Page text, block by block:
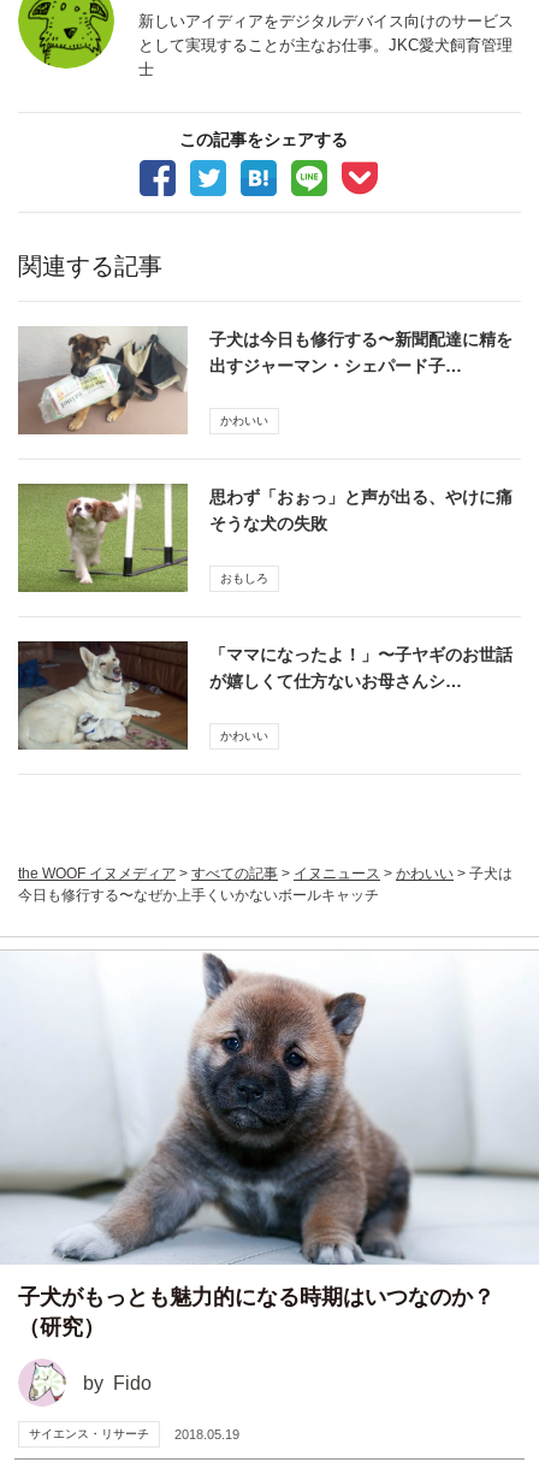
新しいアイディアをデジタルデバイス向けのサービス
として実現することが主なお仕事。JKC愛犬飼育管理
士
この記事をシェアする
関連する記事
子犬は今日も修行する〜新聞配達に精を
出すジャーマン・シェパード子…
かわいい
思わず「おぉっ」と声が出る、やけに痛
そうな犬の失敗
おもしろ
「ママになったよ！」〜子ヤギのお世話
が嬉しくて仕方ないお母さんシ…
かわいい
the WOOF イヌメディア > すべての記事 > イヌニュース > かわいい > 子犬は
今日も修行する〜なぜか上手くいかないボールキャッチ
子犬がもっとも魅力的になる時期はいつなのか？
（研究）
by Fido
サイエンス・リサーチ 2018.05.19